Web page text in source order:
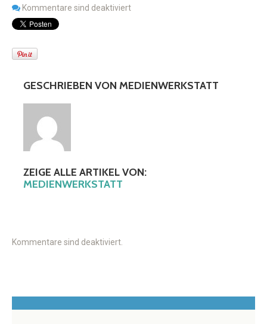
Kommentare sind deaktiviert
GESCHRIEBEN VON MEDIENWERKSTATT
ZEIGE ALLE ARTIKEL VON:
MEDIENWERKSTATT
Kommentare sind deaktiviert.